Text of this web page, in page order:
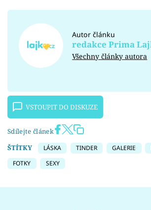
Autor článku
redakce Prima
Všechny články autora
VSTOUPIT DO DISKUZE
Sdílejte článek
ŠTÍTKY
LÁSKA TINDER GALERIE
FOTKY
SEXY